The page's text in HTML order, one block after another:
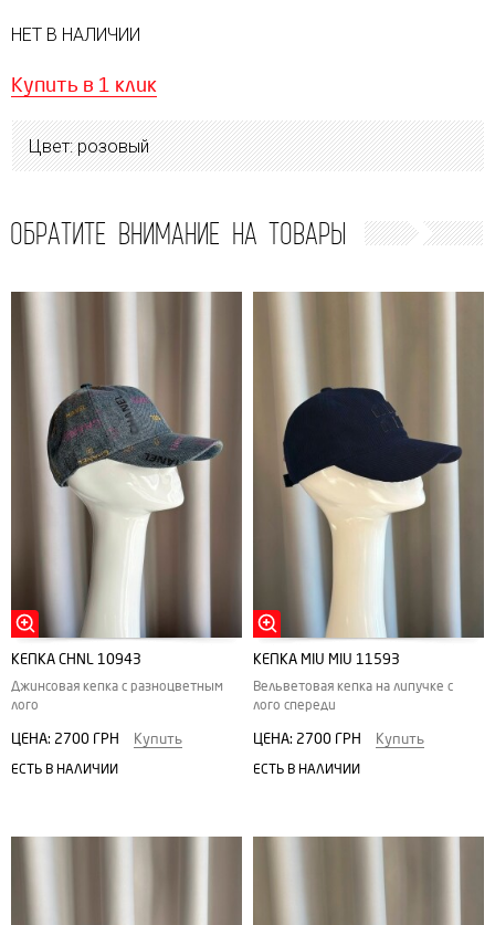
НЕТ В НАЛИЧИИ
Купить в 1 клик
Цвет: розовый
ОБРАТИТЕ ВНИМАНИЕ НА ТОВАРЫ
КЕПКА CHNL 10943
Джинсовая кепка с разноцветным
лого
ЦЕНА: 2700 ГРН Купить
ЕСТЬ В НАЛИЧИИ
КЕПКА MIU MIU 11593
Вельветовая кепка на липучке с
лого спереди
ЦЕНА: 2700 ГРН Купить
ЕСТЬ В НАЛИЧИИ